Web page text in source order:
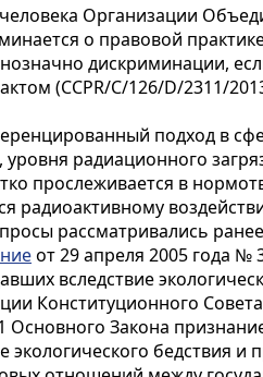
Организации
о правовой
дискриминации,
(CCPR/C/126/D/2311/
подход в
радиационного
прослеживается в
радиоактивному
рассматривались
от 29 апреля 2005 года №
вследствие
Конституционного
Основного Закона
экологического бедствия